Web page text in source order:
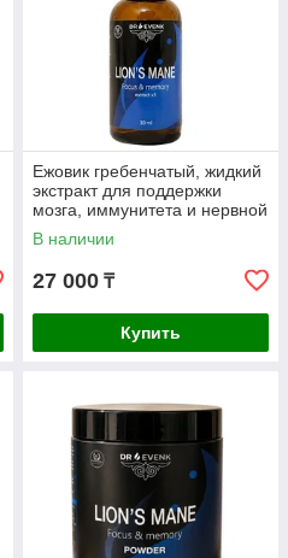
Ежовик гребенчатый, жидкий
экстракт для поддержки
мозга, иммунитета и нервной
системы. 30 мл, Dr. Evenk
В наличии
27 000 ₸
Купить